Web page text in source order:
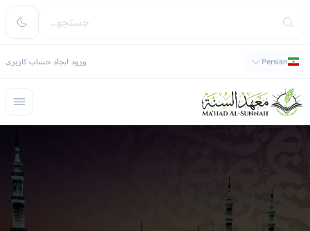
Persian ورود ایجاد حساب کاربری